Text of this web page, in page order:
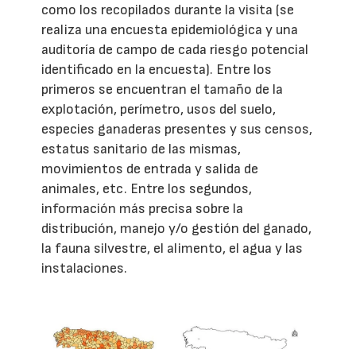
como los recopilados durante la visita (se
realiza una encuesta epidemiológica y una
auditoría de campo de cada riesgo potencial
identificado en la encuesta). Entre los
primeros se encuentran el tamaño de la
explotación, perímetro, usos del suelo,
especies ganaderas presentes y sus censos,
estatus sanitario de las mismas,
movimientos de entrada y salida de
animales, etc. Entre los segundos,
información más precisa sobre la
distribución, manejo y/o gestión del ganado,
la fauna silvestre, el alimento, el agua y las
instalaciones.